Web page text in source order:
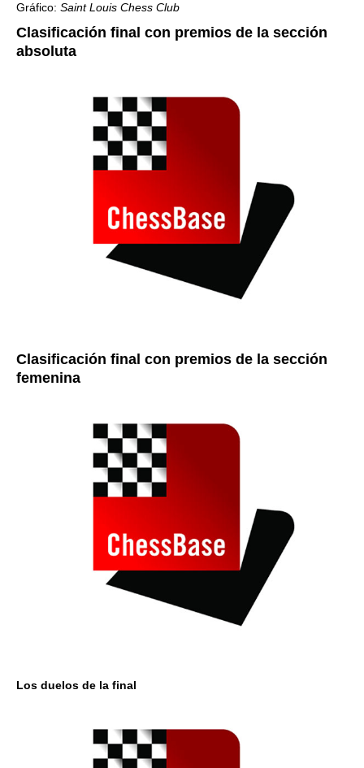
Gráfico: Saint Louis Chess Club
Clasificación final con premios de la sección
absoluta
Clasificación final con premios de la sección
femenina
Los duelos de la final